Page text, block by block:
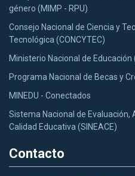
género (MIMP - RPU)
Consejo Nacional de Ciencia y
Tecnológica (CONCYTEC)
Ministerio Nacional de Educación
Programa Nacional de Becas y
MINEDU - Conectados
Sistema Nacional de
Calidad Educativa (SINEACE)
Contacto